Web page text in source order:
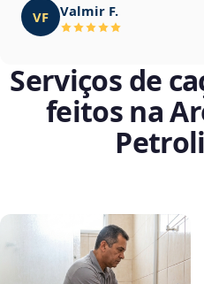
VF Valmir F.
Serviços de
feitos na